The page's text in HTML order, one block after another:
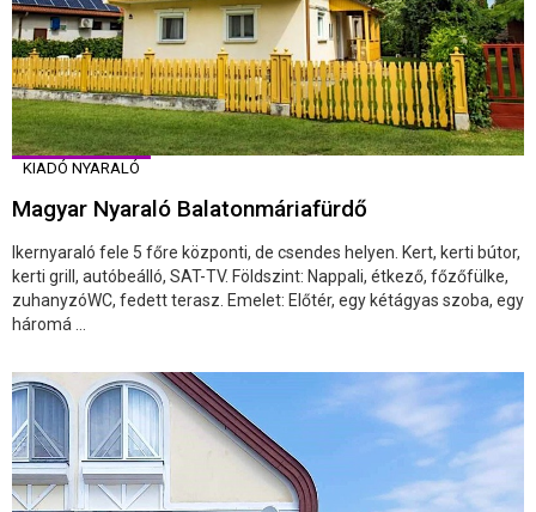
KIADÓ NYARALÓ
Magyar Nyaraló Balatonmáriafürdő
Ikernyaraló fele 5 főre központi, de csendes helyen. Kert, kerti bútor,
kerti grill, autóbeálló, SAT-TV. Földszint: Nappali, étkező, főzőfülke,
zuhanyzóWC, fedett terasz. Emelet: Előtér, egy kétágyas szoba, egy
háromá ...